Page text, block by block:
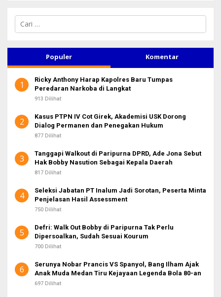
C
i
n
u
k
Populer Komentar
1
Ricky Anthony Harap Kapolres Baru Tumpas
Peredaran Narkoba di Langkat
913 Dilihat
2
Kasus PTPN IV Cot Girek, Akademisi USK Dorong
Dialog Permanen dan Penegakan Hukum
877 Dilihat
3
Tanggapi Walkout di Paripurna DPRD, Ade Jona Sebut
Hak Bobby Nasution Sebagai Kepala Daerah
817 Dilihat
4
Seleksi Jabatan PT Inalum Jadi Sorotan, Peserta Minta
Penjelasan Hasil Assessment
750 Dilihat
5
Defri: Walk Out Bobby di Paripurna Tak Perlu
Dipersoalkan, Sudah Sesuai Kourum
700 Dilihat
6
Serunya Nobar Prancis VS Spanyol, Bang Ilham Ajak
Anak Muda Medan Tiru Kejayaan Legenda Bola 80-an
697 Dilihat